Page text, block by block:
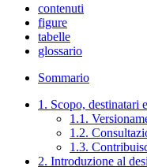
contenuti
figure
tabelle
glossario
Sommario
1. Scopo, destinatari
1.1.
1.2.
1.3.
2. Introduzione al